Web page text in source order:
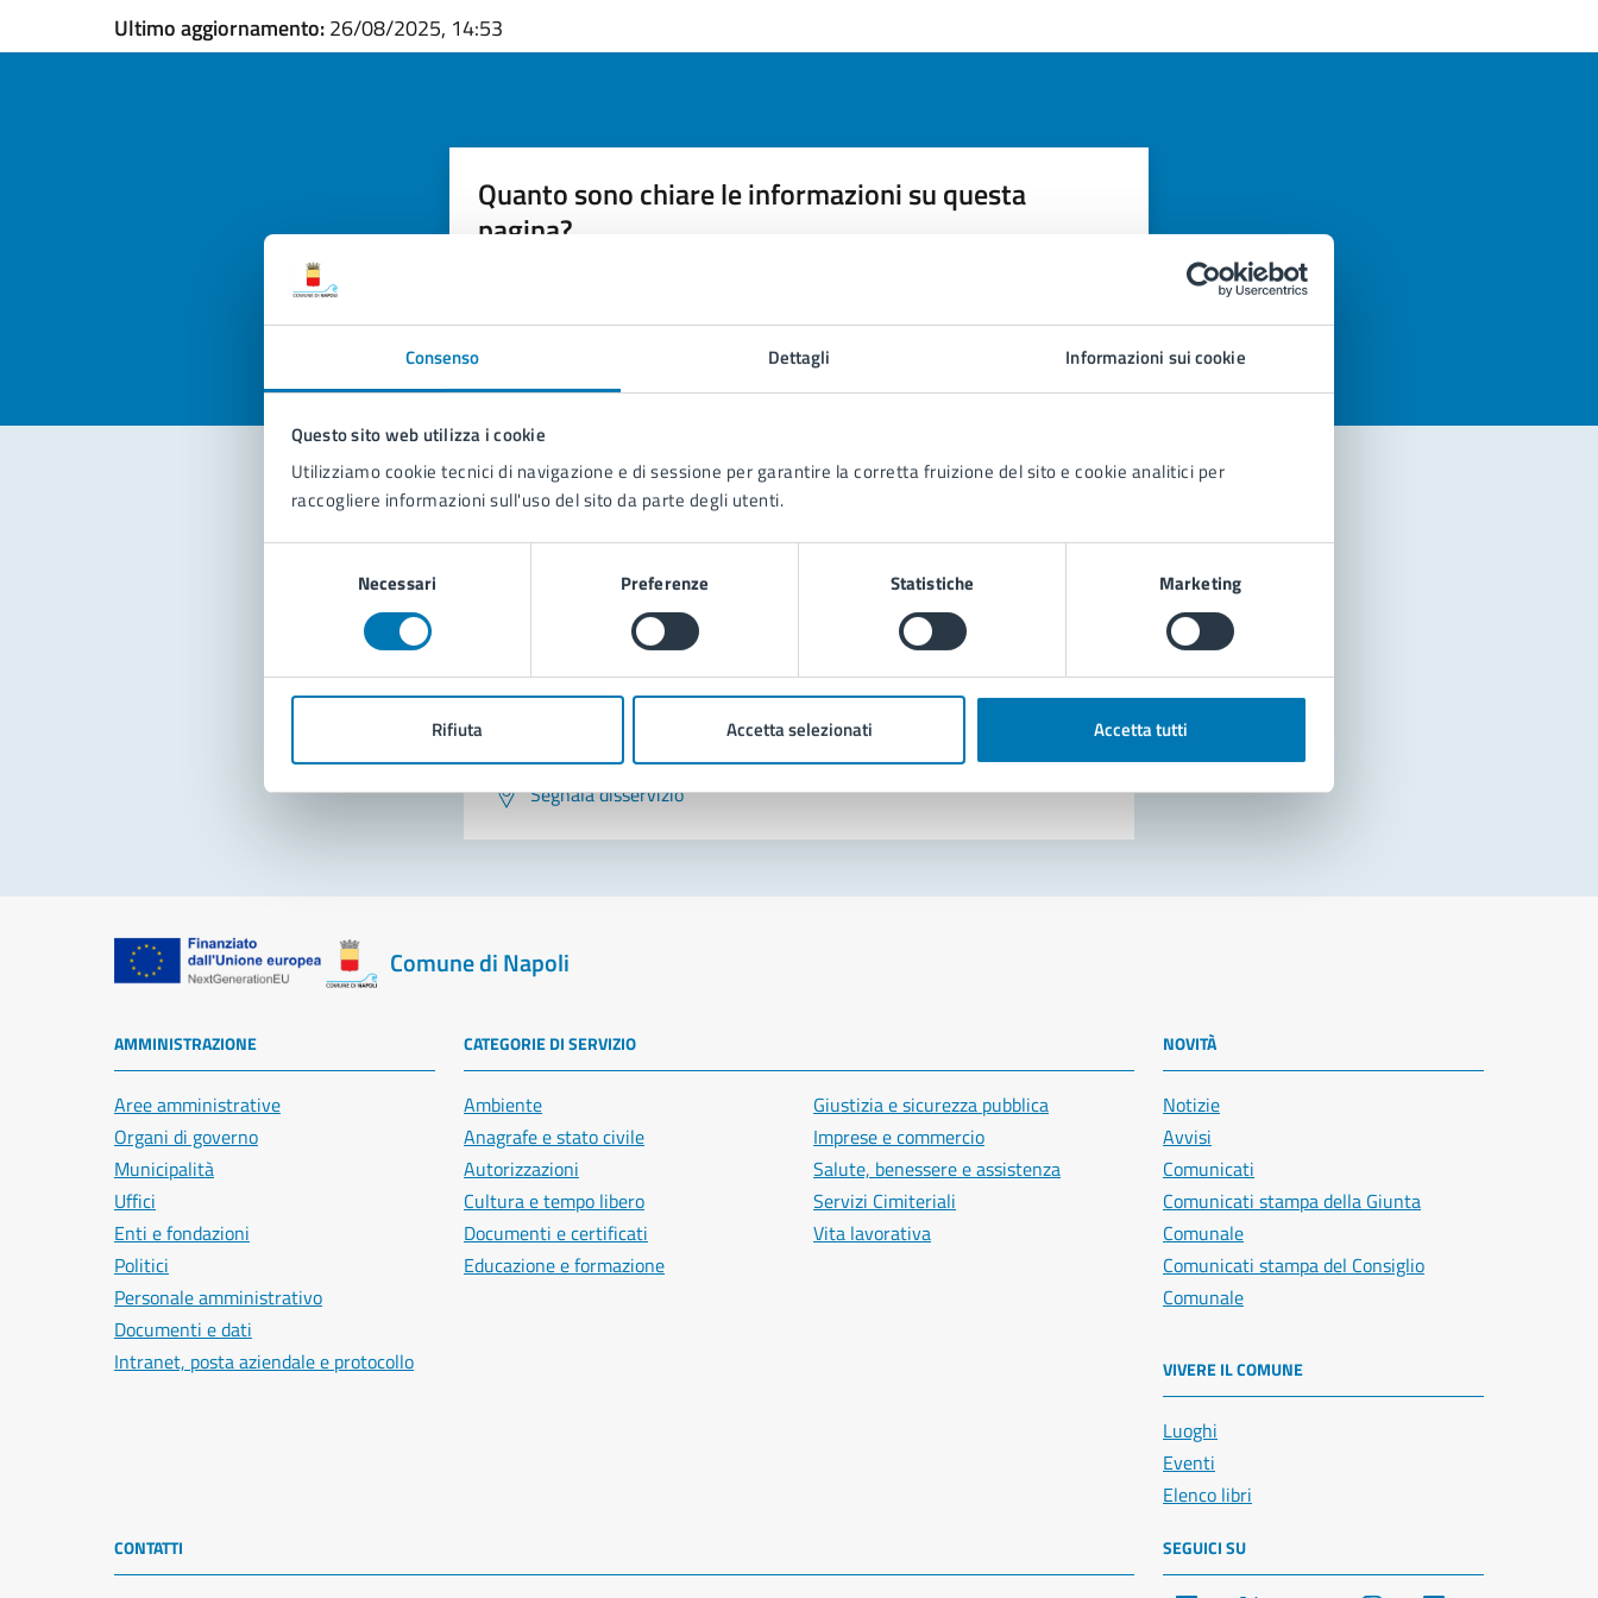
Consenso Dettagli Informazioni sui cookie
Questo sito web utilizza i cookie
Utilizziamo cookie tecnici di navigazione e di sessione per garantire la corretta fruizione del sito e cookie analitici per
raccogliere informazioni sull'uso del sito da parte degli utenti.
Necessari Preferenze Statistiche Marketing
Rifiuta Accetta selezionati Accetta tutti
Ultimo aggiornamento:26/08/2025, 14:53
Quanto sono chiare le informazioni su questa
pagina?
Leggi le domande frequenti
Richiedi assistenza
Prenota appuntamento
Segnala disservizio
Comune di Napoli
AMMINISTRAZIONE
Aree amministrative
Organi di governo
Municipalità
Uffici
Enti e fondazioni
Politici
Personale amministrativo
Documenti e dati
Intranet, posta aziendale e protocollo
CATEGORIE DI SERVIZIO
Ambiente
Anagrafe e stato civile
Autorizzazioni
Cultura e tempo libero
Documenti e certificati
Educazione e formazione
Giustizia e sicurezza pubblica
Imprese e commercio
Salute, benessere e assistenza
Servizi Cimiteriali
Vita lavorativa
NOVITÀ
Notizie
Avvisi
Comunicati
Comunicati stampa della Giunta
Comunale
Comunicati stampa del Consiglio
Comunale
VIVERE IL COMUNE
Luoghi
Eventi
Elenco libri
CONTATTI SEGUICI SU